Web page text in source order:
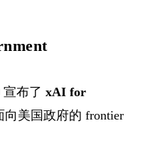
布了 xAI for
向美国政府的 frontier